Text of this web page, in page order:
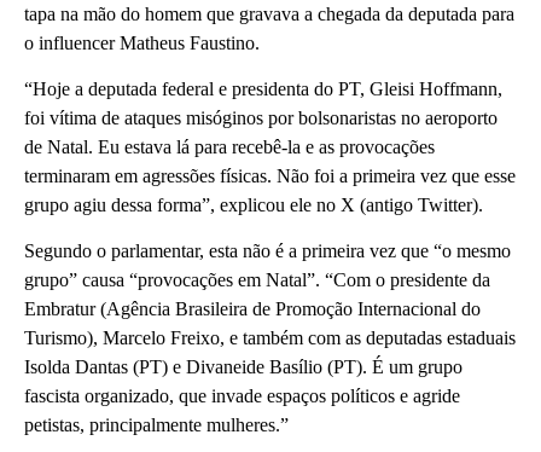
tapa na mão do homem que gravava a chegada da deputada para
o influencer Matheus Faustino.
“Hoje a deputada federal e presidenta do PT, Gleisi Hoffmann,
foi vítima de ataques misóginos por bolsonaristas no aeroporto
de Natal. Eu estava lá para recebê-la e as provocações
terminaram em agressões físicas. Não foi a primeira vez que esse
grupo agiu dessa forma”, explicou ele no X (antigo Twitter).
Segundo o parlamentar, esta não é a primeira vez que “o mesmo
grupo” causa “provocações em Natal”. “Com o presidente da
Embratur (Agência Brasileira de Promoção Internacional do
Turismo), Marcelo Freixo, e também com as deputadas estaduais
Isolda Dantas (PT) e Divaneide Basílio (PT). É um grupo
fascista organizado, que invade espaços políticos e agride
petistas, principalmente mulheres.”